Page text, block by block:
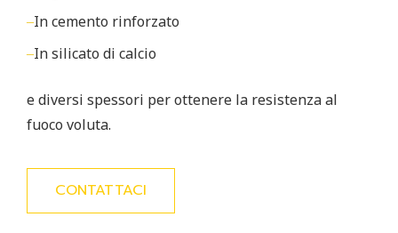
In cemento rinforzato
In silicato di calcio
e diversi spessori per ottenere la resistenza al
fuoco voluta.
CONTATTACI